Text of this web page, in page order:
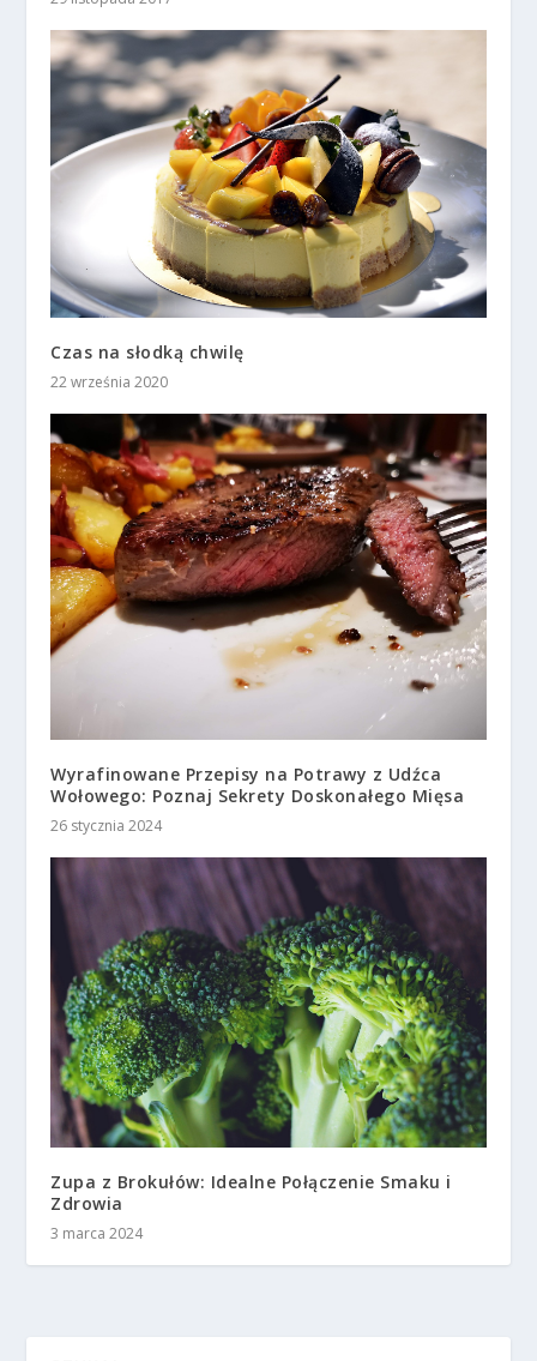
Czas na słodką chwilę
22 września 2020
Wyrafinowane Przepisy na Potrawy z Udźca
Wołowego: Poznaj Sekrety Doskonałego Mięsa
26 stycznia 2024
Zupa z Brokułów: Idealne Połączenie Smaku i
Zdrowia
3 marca 2024